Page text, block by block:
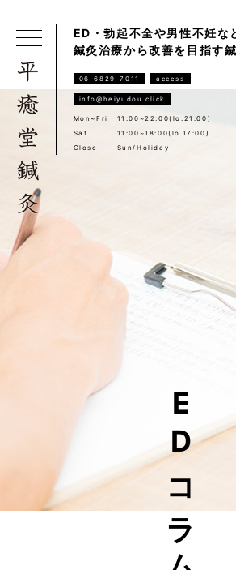
ED・勃起不全や男性不妊な
鍼灸治療から改善を目指す
06-6829-7011 access
info@heiyudou.click
Mon~Fri
11:00~22:00(lo.21:00)
Sat
11:00~18:00(lo.17:00)
Close
Sun/Holiday
EDコラム